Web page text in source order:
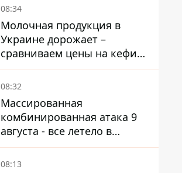
08:34
Молочная продукция в
Украине дорожает –
сравниваем цены на кефир
в супермаркетах
08:32
Массированная
комбинированная атака 9
августа - все летело в
Одессу, есть карта полета
ракет
08:13